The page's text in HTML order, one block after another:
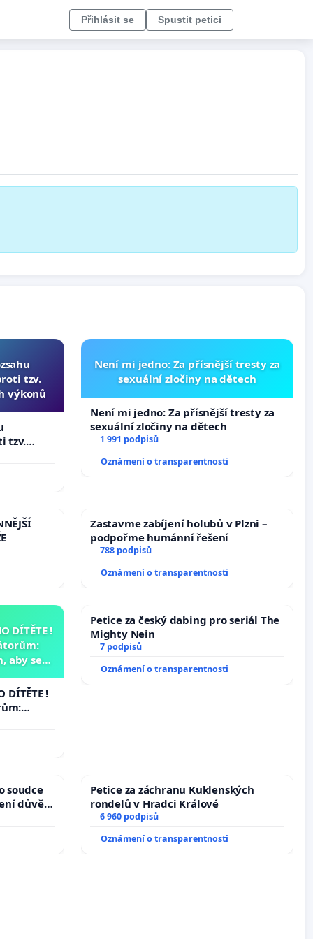
Přihlásit se Spustit petici
tzv.
výkonů
tzv.
Není mi jedno: Za přísnější tresty za
sexuální zločiny na dětech
Není mi jedno: Za přísnější tresty za
sexuální zločiny na dětech
1 991 podpisů
Oznámení o transparentnosti
Zastavme zabíjení holubů v Plzni –
podpořme humánní řešení
788 podpisů
Oznámení o transparentnosti
DÍTĚTE !
aby se
DÍTĚTE !
Petice za český dabing pro seriál The
Mighty Nein
7 podpisů
Oznámení o transparentnosti
soudce
důvěry
Petice za záchranu Kuklenských
rondelů v Hradci Králové
6 960 podpisů
Oznámení o transparentnosti